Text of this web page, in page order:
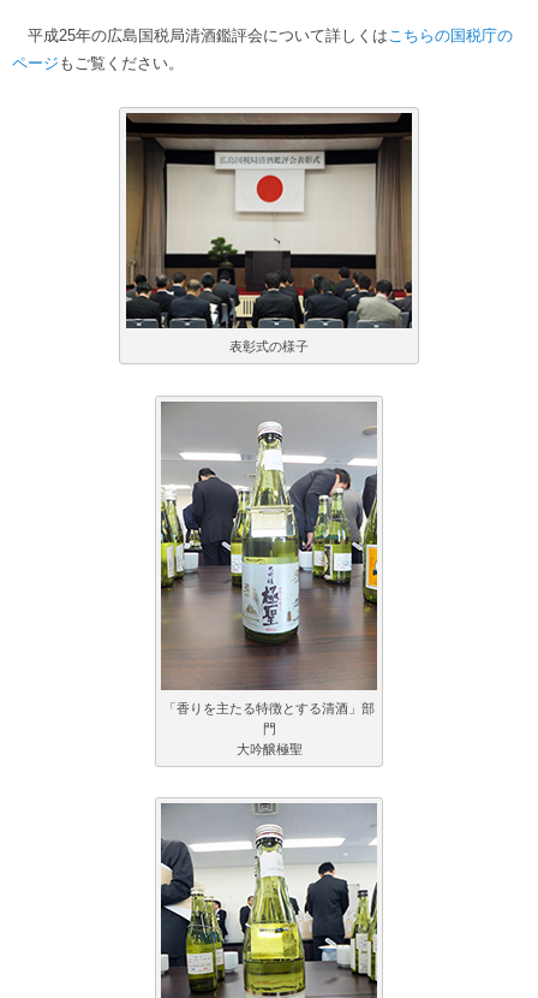
平成25年の広島国税局清酒鑑評会について詳しくは こちらの国税庁の
ページ もご覧ください。
表彰式の様子
「香りを主たる特徴とする清酒」部
門
大吟醸極聖